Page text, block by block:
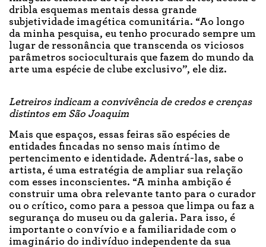
dribla esquemas mentais dessa grande
subjetividade imagética comunitária. “Ao longo
da minha pesquisa, eu tenho procurado sempre um
lugar de ressonância que transcenda os viciosos
parâmetros socioculturais que fazem do mundo da
arte uma espécie de clube exclusivo”, ele diz.
Letreiros indicam a convivência de credos e crenças
distintos em São Joaquim
Mais que espaços, essas feiras são espécies de
entidades fincadas no senso mais íntimo de
pertencimento e identidade. Adentrá-las, sabe o
artista, é uma estratégia de ampliar sua relação
com esses inconscientes. “A minha ambição é
construir uma obra relevante tanto para o curador
ou o crítico, como para a pessoa que limpa ou faz a
segurança do museu ou da galeria. Para isso, é
importante o convívio e a familiaridade com o
imaginário do indivíduo independente da sua